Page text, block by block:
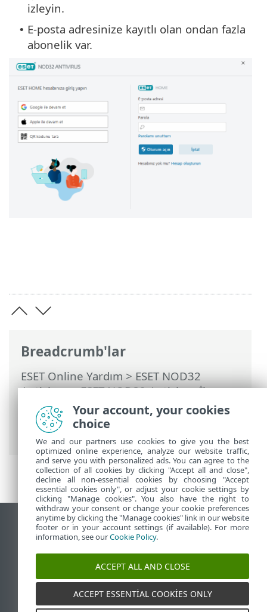
Breadcrumb'lar
ESET Online Yardım > ESET NOD32
Antivirus>ESET NOD32 Antivirus İle
çalışma
ESET HOME hesabı>ESET
HOME Hesabınıza bağlanın
Hesabına giriş yapın
izleyin.
• E-posta adresinize kayıtlı olan ondan fazla
abonelik var.
Masaüstü sitesini görüntüle
End of Life
ESET Bilgi Bankası
ESET Status Portal
Bölgesel destek
Your account, your cookies
choice
We and our partners use cookies to give you the best
optimized online experience, analyze our website traffic,
and serve you with personalized ads. You can agree to the
collection of all cookies by clicking "Accept all and close",
decline all non-essential cookies by choosing "Accept
essential cookies only", or adjust your cookie settings by
clicking "Manage cookies". You also have the right to
withdraw your consent or change your cookie preferences
anytime by clicking the "Manage cookies" link in our website
footer or in your account settings (if available). For more
information, see ourCookie Policy.
ACCEPT ALL AND CLOSE
ACCEPT ESSENTIAL COOKIES ONLY